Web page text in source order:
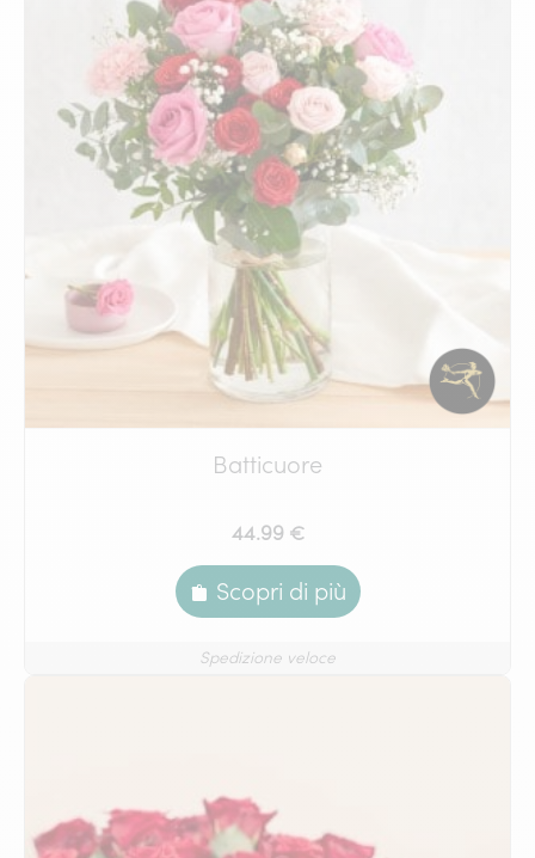
Batticuore
44.99 €
Scopri di più
Spedizione veloce